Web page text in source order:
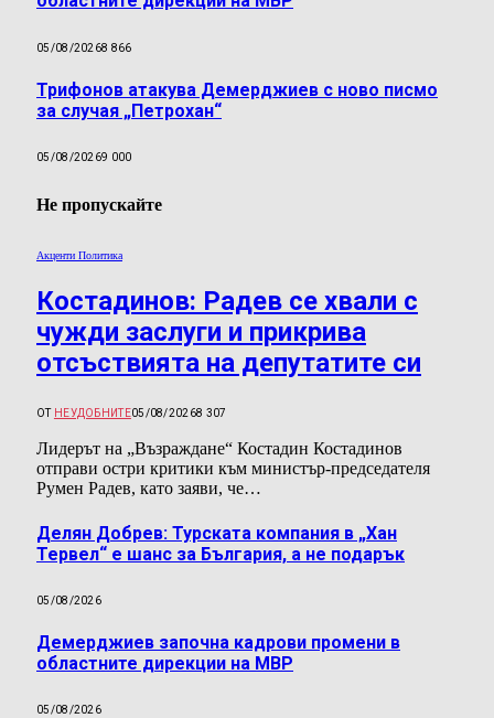
05/08/20268 866
Трифонов атакува Демерджиев с ново писмо
за случая „Петрохан“
05/08/20269 000
Не пропускайте
Акценти Политика
Костадинов: Радев се хвали с
чужди заслуги и прикрива
отсъствията на депутатите си
ОТ НЕУДОБНИТЕ05/08/20268 307
Лидерът на „Възраждане“ Костадин Костадинов
отправи остри критики към министър-председателя
Румен Радев, като заяви, че…
Делян Добрев: Турската компания в „Хан
Тервел“ е шанс за България, а не подарък
05/08/2026
Демерджиев започна кадрови промени в
областните дирекции на МВР
05/08/2026